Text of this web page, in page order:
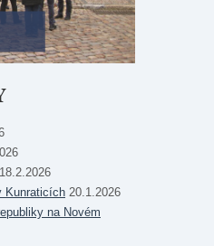
18.2.2026
Kunraticích 20.1.2026
na Novém